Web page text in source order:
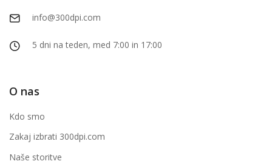
info@300dpi.com
5 dni na teden, med 7:00 in 17:00
O nas
Kdo smo
Zakaj izbrati 300dpi.com
Naše storitve